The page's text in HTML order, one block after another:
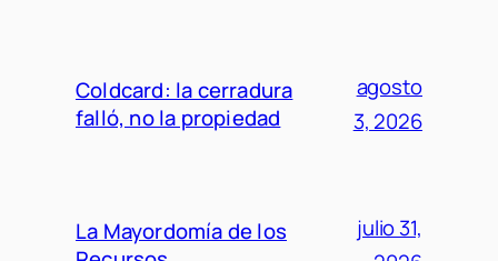
Coldcard: la cerradura
falló, no la propiedad
agosto
3, 2026
La Mayordomía de los
julio 31,